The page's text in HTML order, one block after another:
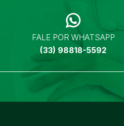
FALE POR WHATSAPP
(33) 98818-5592